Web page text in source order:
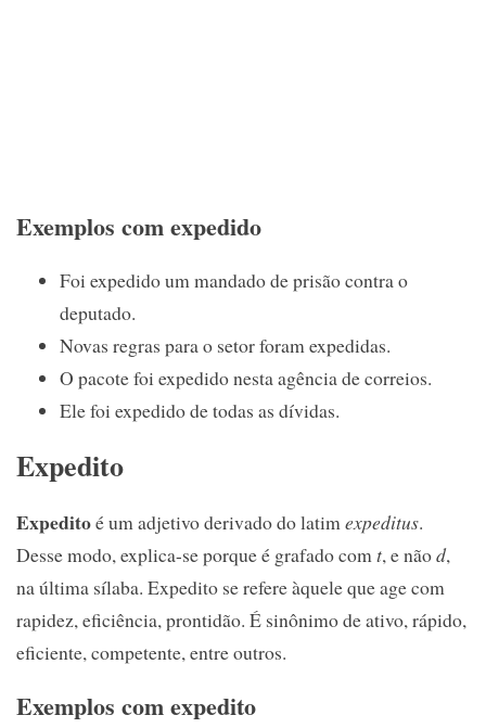
Exemplos com expedido
Foi expedido um mandado de prisão contra o
deputado.
Novas regras para o setor foram expedidas.
O pacote foi expedido nesta agência de correios.
Ele foi expedido de todas as dívidas.
Expedito
Expeditoé um adjetivo derivado do latim expeditus.
Desse modo, explica-se porque é grafado com t, e nãod,
na última sílaba. Expedito se refere àquele que age com
rapidez, eficiência, prontidão. É sinônimo de ativo, rápido,
eficiente, competente, entre outros.
Exemplos com expedito